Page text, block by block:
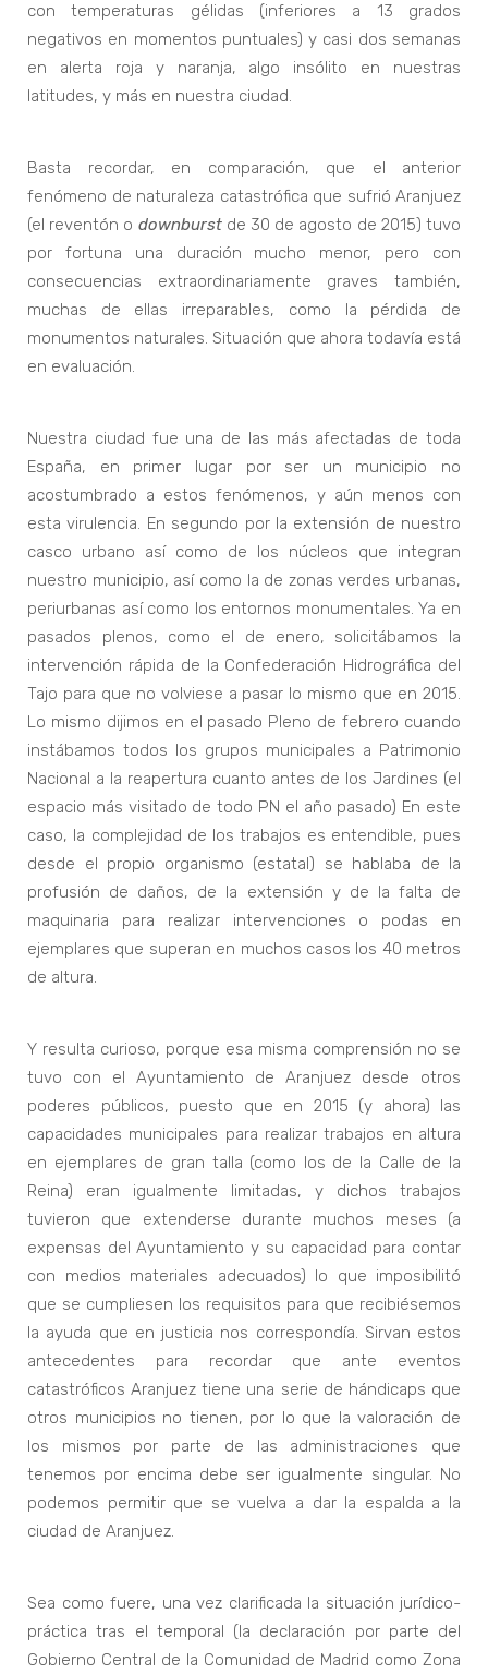
con temperaturas gélidas (inferiores a 13 grados
negativos en momentos puntuales) y casi dos semanas
en alerta roja y naranja, algo insólito en nuestras
latitudes, y más en nuestra ciudad.
Basta recordar, en comparación, que el anterior
fenómeno de naturaleza catastrófica que sufrió Aranjuez
(el reventón o downburstde 30 de agosto de 2015) tuvo
por fortuna una duración mucho menor, pero con
consecuencias extraordinariamente graves también,
muchas de ellas irreparables, como la pérdida de
monumentos naturales. Situación que ahora todavía está
en evaluación.
Nuestra ciudad fue una de las más afectadas de toda
España, en primer lugar por ser un municipio no
acostumbrado a estos fenómenos, y aún menos con
esta virulencia. En segundo por la extensión de nuestro
casco urbano así como de los núcleos que integran
nuestro municipio, así como la de zonas verdes urbanas,
periurbanas así como los entornos monumentales. Ya en
pasados plenos, como el de enero, solicitábamos la
intervención rápida de la Confederación Hidrográfica del
Tajo para que no volviese a pasar lo mismo que en 2015.
Lo mismo dijimos en el pasado Pleno de febrero cuando
instábamos todos los grupos municipales a Patrimonio
Nacional a la reapertura cuanto antes de los Jardines (el
espacio más visitado de todo PN el año pasado) En este
caso, la complejidad de los trabajos es entendible, pues
desde el propio organismo (estatal) se hablaba de la
profusión de daños, de la extensión y de la falta de
maquinaria para realizar intervenciones o podas en
ejemplares que superan en muchos casos los 40 metros
de altura.
Y resulta curioso, porque esa misma comprensión no se
tuvo con el Ayuntamiento de Aranjuez desde otros
poderes públicos, puesto que en 2015 (y ahora) las
capacidades municipales para realizar trabajos en altura
en ejemplares de gran talla (como los de la Calle de la
Reina) eran igualmente limitadas, y dichos trabajos
tuvieron que extenderse durante muchos meses (a
expensas del Ayuntamiento y su capacidad para contar
con medios materiales adecuados) lo que imposibilitó
que se cumpliesen los requisitos para que recibiésemos
la ayuda que en justicia nos correspondía. Sirvan estos
antecedentes para recordar que ante eventos
catastróficos Aranjuez tiene una serie de hándicaps que
otros municipios no tienen, por lo que la valoración de
los mismos por parte de las administraciones que
tenemos por encima debe ser igualmente singular. No
podemos permitir que se vuelva a dar la espalda a la
ciudad de Aranjuez.
Sea como fuere, una vez clarificada la situación jurídico-
práctica tras el temporal (la declaración por parte del
Gobierno Central de la Comunidad de Madrid como Zona